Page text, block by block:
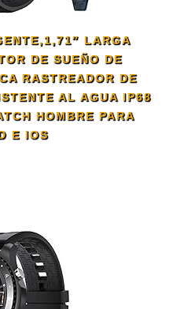
LARGA
DE SUEÑO DE
RASTREADOR DE
AL AGUA IP68
HOMBRE PARA
E IOS